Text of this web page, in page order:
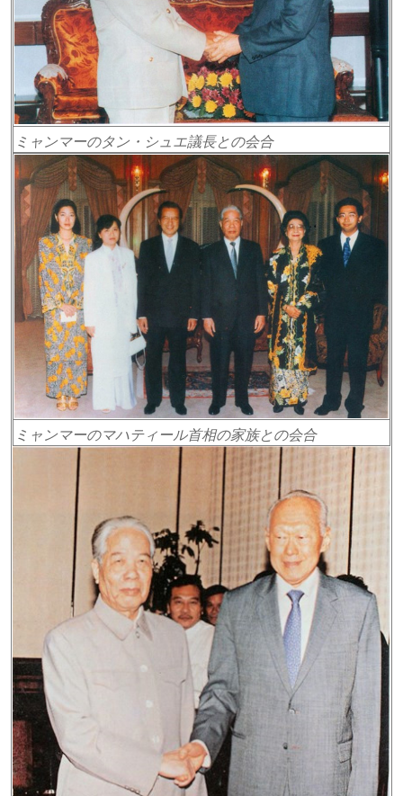
ミャンマーのタン・シュエ議長との会合
ミャンマーのマハティール首相の家族との会合